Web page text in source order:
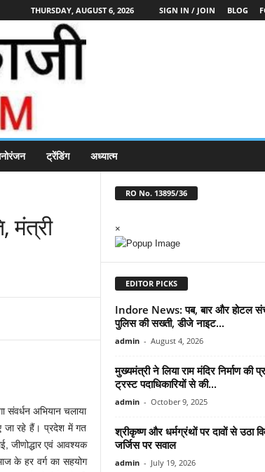
THURSDAY, AUGUST 6, 2026 SIGN IN / JOIN BLOG
ट्रेंडिंग अध्यात्म
मंत्री
अभियान चलाया
जा रहे हैं। प्रदेश में गत
जीणोद्धार एवं आवश्यक
के हर वर्ग का सहयोग
RO No. 13895/36
×
EDITOR PICKS
Indore News: पब, बार और होटल
पुलिस की सख्ती, डीजे नाइट...
admin - August 4, 2026
मुख्यमंत्री ने लिया राम मंदिर निर्माण की
ट्रस्ट पदाधिकारियों से की...
admin - October 9, 2025
श्रीकृष्ण और धर्मग्रंथों पर दावों से उठा
जर्जिस पर सवाल
admin - July 19, 2026